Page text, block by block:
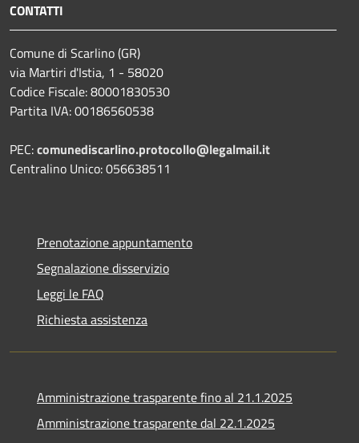
CONTATTI
Comune di Scarlino (GR)
via Martiri d'Istia, 1 - 58020
Codice Fiscale: 80001830530
Partita IVA: 00186560538
PEC:comunediscarlino.protocollo@legalmail.it
Centralino Unico: 056638511
Prenotazione appuntamento
Segnalazione disservizio
Leggi le FAQ
Richiesta assistenza
Amministrazione trasparente fino al 21.1.2025
Amministrazione trasparente dal 22.1.2025